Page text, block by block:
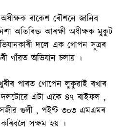
ৰাকেশ ৰৌশনে জানিব
অতিৰিক্ত আৰক্ষী অধীক্ষক মুকুট
দলে এক গোপন সূত্ৰৰ
গাঁৱত অভিযান চলায় ।
পাৰত গোপেন লুকুৱাই ৰখাৰ
দলটোৱে এটা একে ৪৭ ৰাইফল ,
গুলী , পইণ্ট ৩০৩ এমএমৰ
সক্ষম হয় ।